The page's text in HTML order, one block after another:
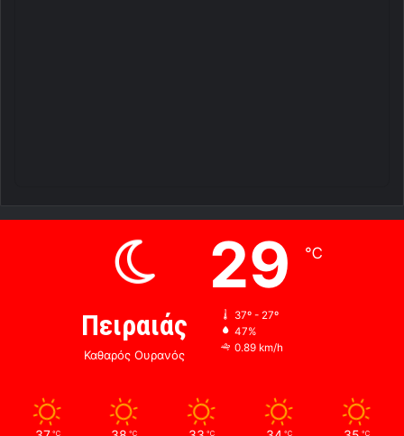
Πειραιάς
Καθαρός Ουρανός
29 ℃
37º - 27º
47%
0.89 km/h
℃ ℃ ℃ ℃ ℃